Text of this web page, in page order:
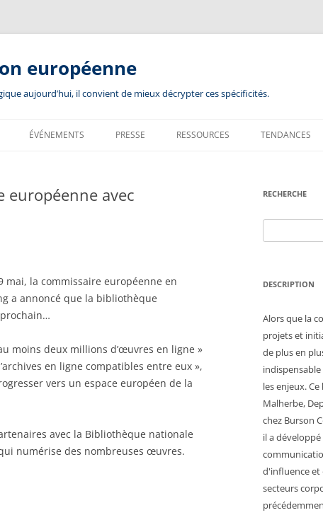
européenne
aujourd’hui, il convient de mieux décrypter ces spécificités.
ÉVÉNEMENTS PRESSE RESSOURCES TENDANCES
avec
mai, la commissaire européenne en
a annoncé que la bibliothèque
moins deux millions d’œuvres en ligne »
en ligne compatibles entre eux »,
vers un espace européen de la
avec la Bibliothèque nationale
numérise des nombreuses œuvres.
RECHERCHE
DESCRIPTION
Alors que la
projets et
de plus en
les enjeux.
Malherbe,
chez Burson
il a
d'influence et
secteurs